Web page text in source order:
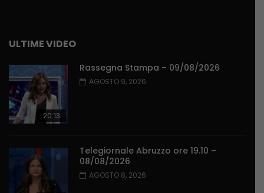
ULTIME VIDEO
20:13
Rassegna Stampa – 09/08/2026
AGOSTO 9, 2026
Telegiornale Abruzzo ore 19.10 –
08/08/2026
AGOSTO 8, 2026